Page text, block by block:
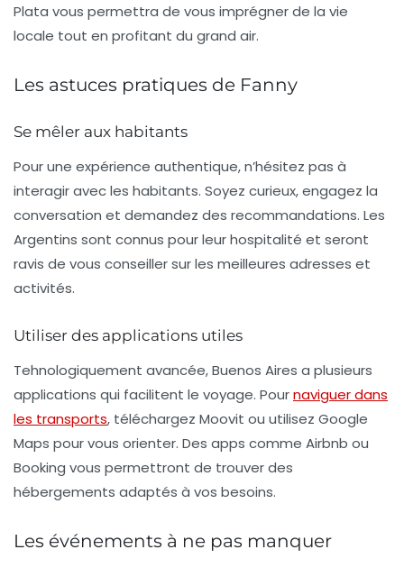
Plata vous permettra de vous imprégner de la vie
locale tout en profitant du grand air.
Les astuces pratiques de Fanny
Se mêler aux habitants
Pour une expérience authentique, n’hésitez pas à
interagir avec les habitants. Soyez curieux, engagez la
conversation et demandez des recommandations. Les
Argentins sont connus pour leur hospitalité et seront
ravis de vous conseiller sur les meilleures adresses et
activités.
Utiliser des applications utiles
Tehnologiquement avancée, Buenos Aires a plusieurs
applications qui facilitent le voyage. Pournaviguer dans
les transports, téléchargez Moovit ou utilisez Google
Maps pour vous orienter. Des apps comme Airbnb ou
Booking vous permettront de trouver des
hébergements adaptés à vos besoins.
Les événements à ne pas manquer